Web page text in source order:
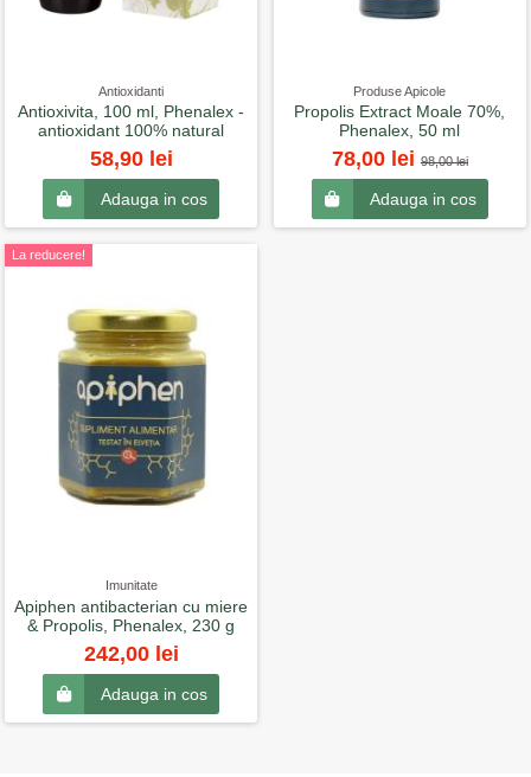
Antioxidanti
Antioxivita, 100 ml, Phenalex -
antioxidant 100% natural
58,90 lei
Adauga in cos
Produse Apicole
Propolis Extract Moale 70%,
Phenalex, 50 ml
78,00 lei98,00 lei
Adauga in cos
La reducere!
Imunitate
Apiphen antibacterian cu miere
& Propolis, Phenalex, 230 g
242,00 lei
Adauga in cos